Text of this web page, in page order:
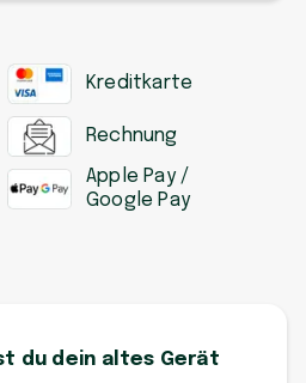
Kreditkarte
Rechnung
Apple Pay /
Google Pay
du dein altes Gerät